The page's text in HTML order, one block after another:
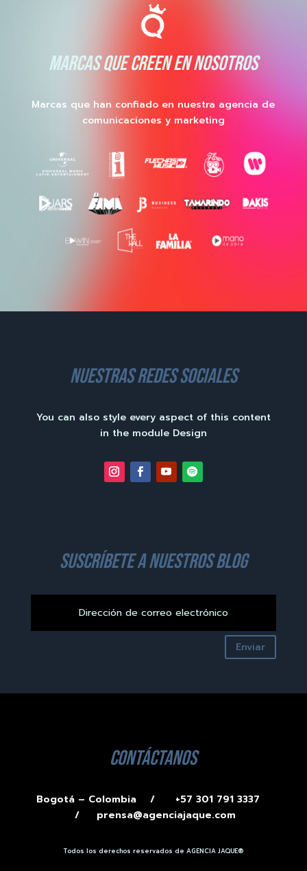
MARCAS QUE CREEN EN NOSOTROS
Marcas que han confiado en nuestra agencia de
comunicaciones y marketing
nuestras redes sociales
You can also style every aspect of this content
in the module Design
suscríbete a nuestros blog
Enviar
contáctanos
Bogotá – Colombia /
+57 301 791 3337
/ prensa@agenciajaque.com
Todos los derechos reservados de AGENCIA JAQUE®